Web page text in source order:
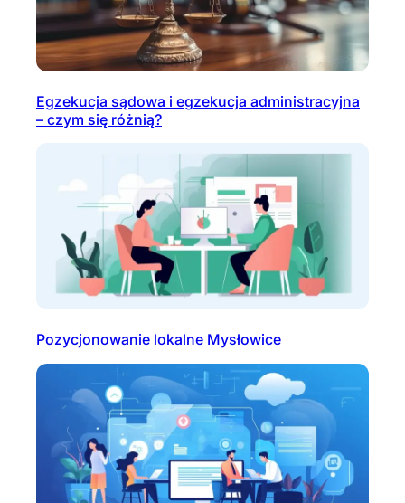
Egzekucja sądowa i egzekucja administracyjna
– czym się różnią?
Pozycjonowanie lokalne Mysłowice